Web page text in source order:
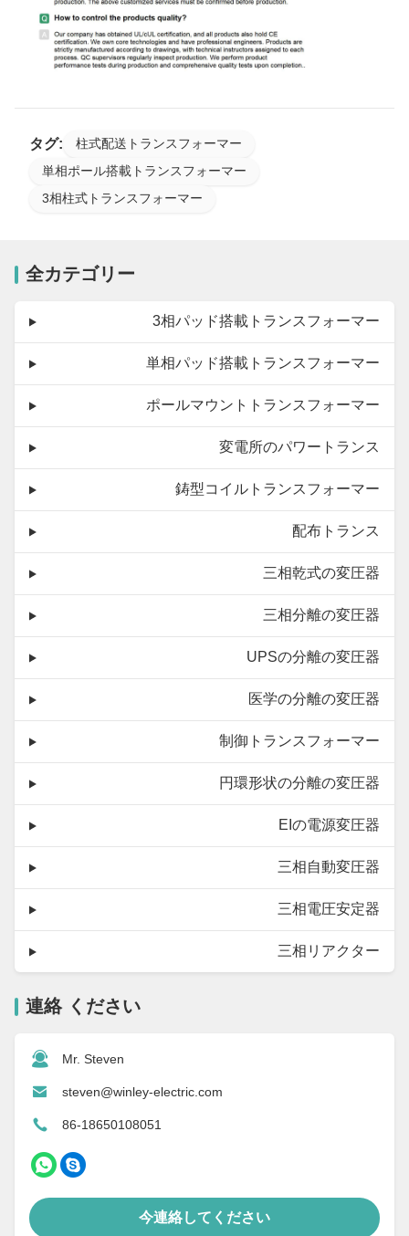
タグ:
柱式配送トランスフォーマー
単相ポール搭載トランスフォーマー
3相柱式トランスフォーマー
全カテゴリー
3相パッド搭載トランスフォーマー
単相パッド搭載トランスフォーマー
ポールマウントトランスフォーマー
変電所のパワートランス
鋳型コイルトランスフォーマー
配布トランス
三相乾式の変圧器
三相分離の変圧器
UPSの分離の変圧器
医学の分離の変圧器
制御トランスフォーマー
円環形状の分離の変圧器
EIの電源変圧器
三相自動変圧器
三相電圧安定器
三相リアクター
連絡 ください
Mr. Steven
steven@winley-electric.com
86-18650108051
今連絡してください